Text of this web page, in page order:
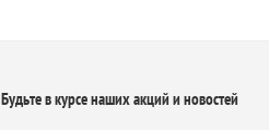
Будьте в курсе наших акций и новостей